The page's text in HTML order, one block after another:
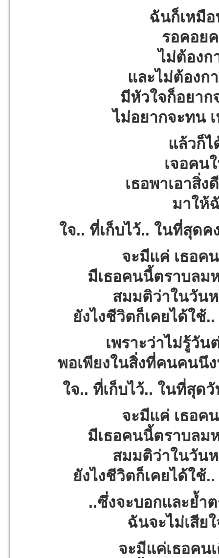
ฉันก็เหมื
รอคอย
ไม่ต้องก
และไม่ต้องก
มีหัวใจก็อยาก
ไม่อยากจะทน
แล้วก็ไ
เจอคน
เธอพาเอาสิ่
มาให้
ใจ.. ที่เก็บไว้.. ในที่สุด
จะมีแค่ เธอค
มีเธอคนนี้ตราบลม
สมมติว่าในวัน
ยังไงชีวิตก็เคยได้ใช้
เพราะว่าไม่รู้วั
พอเพียงในสิ่งที่คนคนนึ
ใจ.. ที่เก็บไว้.. ในที่สุด
จะมีแค่ เธอค
มีเธอคนนี้ตราบลม
สมมติว่าในวัน
ยังไงชีวิตก็เคยได้ใช้
..ซึ่งจะบอกและย้ำ
ฉันจะไม่เสีย
จะมีแค่เธอคน